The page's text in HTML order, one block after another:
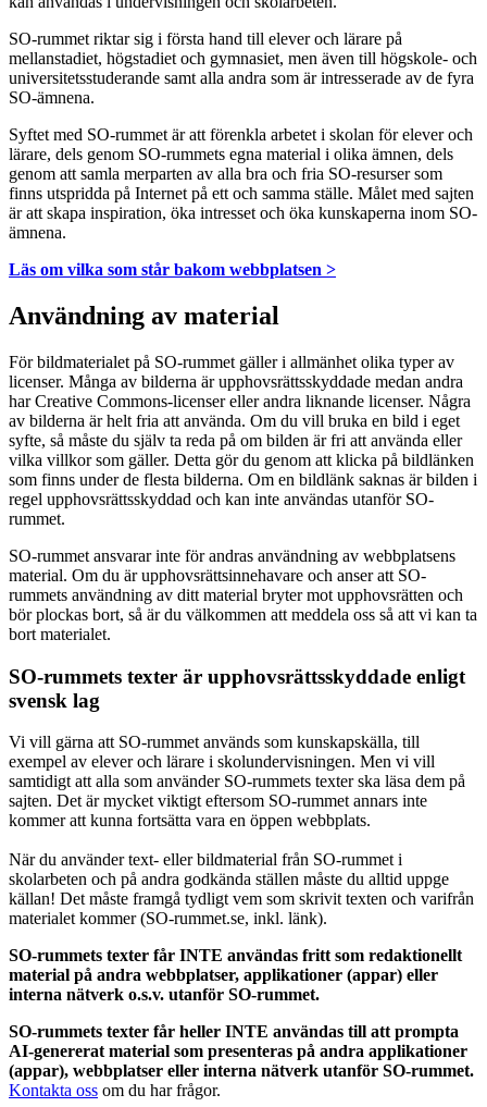
SO-rummet riktar sig i första hand till elever och lärare på
mellanstadiet, högstadiet och gymnasiet, men även till högskole- och
universitetsstuderande samt alla andra som är intresserade av de fyra
SO-ämnena.
Syftet med SO-rummet är att förenkla arbetet i skolan för elever och
lärare, dels genom SO-rummets egna material i olika ämnen, dels
genom att samla merparten av alla bra och fria SO-resurser som
finns utspridda på Internet på ett och samma ställe. Målet med sajten
är att skapa inspiration, öka intresset och öka kunskaperna inom SO-
ämnena.
Läs om vilka som står bakom webbplatsen >
Användning av material
För bildmaterialet på SO-rummet gäller i allmänhet olika typer av
licenser. Många av bilderna är upphovsrättsskyddade medan andra
har Creative Commons-licenser eller andra liknande licenser. Några
av bilderna är helt fria att använda. Om du vill bruka en bild i eget
syfte, så måste du själv ta reda på om bilden är fri att använda eller
vilka villkor som gäller. Detta gör du genom att klicka på bildlänken
som finns under de flesta bilderna. Om en bildlänk saknas är bilden i
regel upphovsrättsskyddad och kan inte användas utanför SO-
rummet.
SO-rummet ansvarar inte för andras användning av webbplatsens
material. Om du är upphovsrättsinnehavare och anser att SO-
rummets användning av ditt material bryter mot upphovsrätten och
bör plockas bort, så är du välkommen att meddela oss så att vi kan ta
bort materialet.
SO-rummets texter är upphovsrättsskyddade enligt
svensk lag
Vi vill gärna att SO-rummet används som kunskapskälla, till
exempel av elever och lärare i skolundervisningen. Men vi vill
samtidigt att alla som använder SO-rummets texter ska läsa dem på
sajten. Det är mycket viktigt eftersom SO-rummet annars inte
kommer att kunna fortsätta vara en öppen webbplats.
När du använder text- eller bildmaterial från SO-rummet i
skolarbeten och på andra godkända ställen måste du alltid uppge
källan! Det måste framgå tydligt vem som skrivit texten och varifrån
materialet kommer (SO-rummet.se, inkl. länk).
SO-rummets texter får INTE användas fritt som redaktionellt
material på andra webbplatser, applikationer (appar) eller
interna nätverk o.s.v. utanför SO-rummet.
SO-rummets texter får heller INTE användas till att prompta
AI-genererat material som presenteras på andra applikationer
(appar), webbplatser eller interna nätverk utanför SO-rummet.
Kontakta oss om du har frågor.